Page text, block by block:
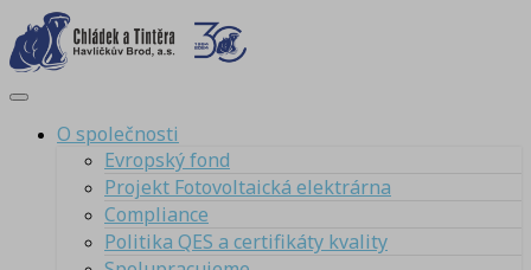
O společnosti
Evropský fond
Projekt Fotovoltaická elektrárna
Compliance
Politika QES a certifikáty kvality